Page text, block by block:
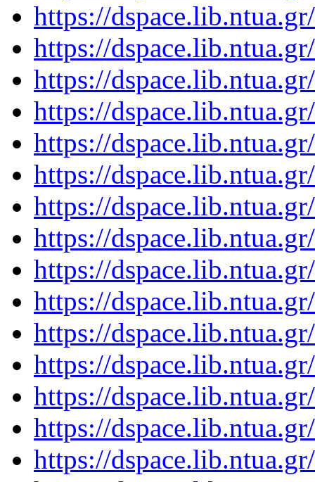
https://
https://
https://
https://
https://
https://
https://
https://
https://
https://
https://
https://
https://
https://
https://